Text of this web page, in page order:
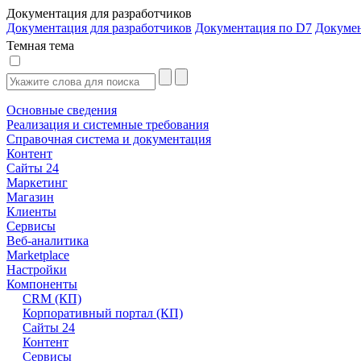
Документация для разработчиков
Документация для разработчиков Документация по D7
Темная тема
Основные сведения
Реализация и системные требования
Справочная система и документация
Контент
Сайты 24
Маркетинг
Магазин
Клиенты
Сервисы
Веб-аналитика
Marketplace
Настройки
Компоненты
CRM (КП)
Корпоративный портал (КП)
Сайты 24
Контент
Сервисы